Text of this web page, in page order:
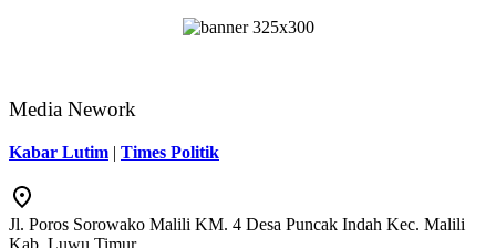
Media Nework
Kabar Lutim | Times Politik
Jl. Poros Sorowako Malili KM. 4 Desa Puncak Indah Kec. Malili
Kab. Luwu Timur